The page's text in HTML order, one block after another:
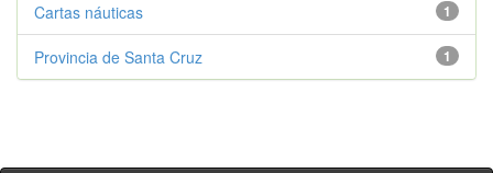
1
Cartas náuticas
1
Provincia de Santa Cruz